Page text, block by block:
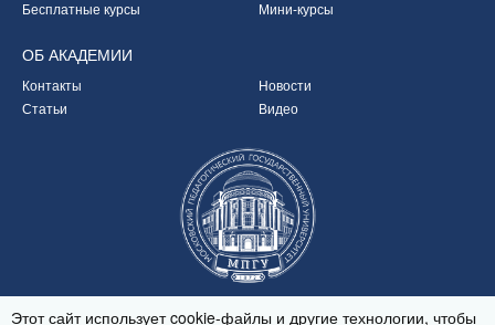
Бесплатные курсы Мини-курсы
ОБ АКАДЕМИИ
Контакты
Новости
Статьи
Видео
Этот сайт использует cookie-файлы и другие технологии, чтобы